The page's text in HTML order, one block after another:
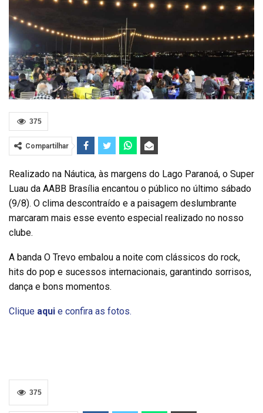
375
Compartilhar
Realizado na Náutica, às margens do Lago Paranoá, o Super
Luau da AABB Brasília encantou o público no último sábado
(9/8). O clima descontraído e a paisagem deslumbrante
marcaram mais esse evento especial realizado no nosso
clube.
A banda O Trevo embalou a noite com clássicos do rock,
hits do pop e sucessos internacionais, garantindo sorrisos,
dança e bons momentos.
Clique aqui e confira as fotos.
375